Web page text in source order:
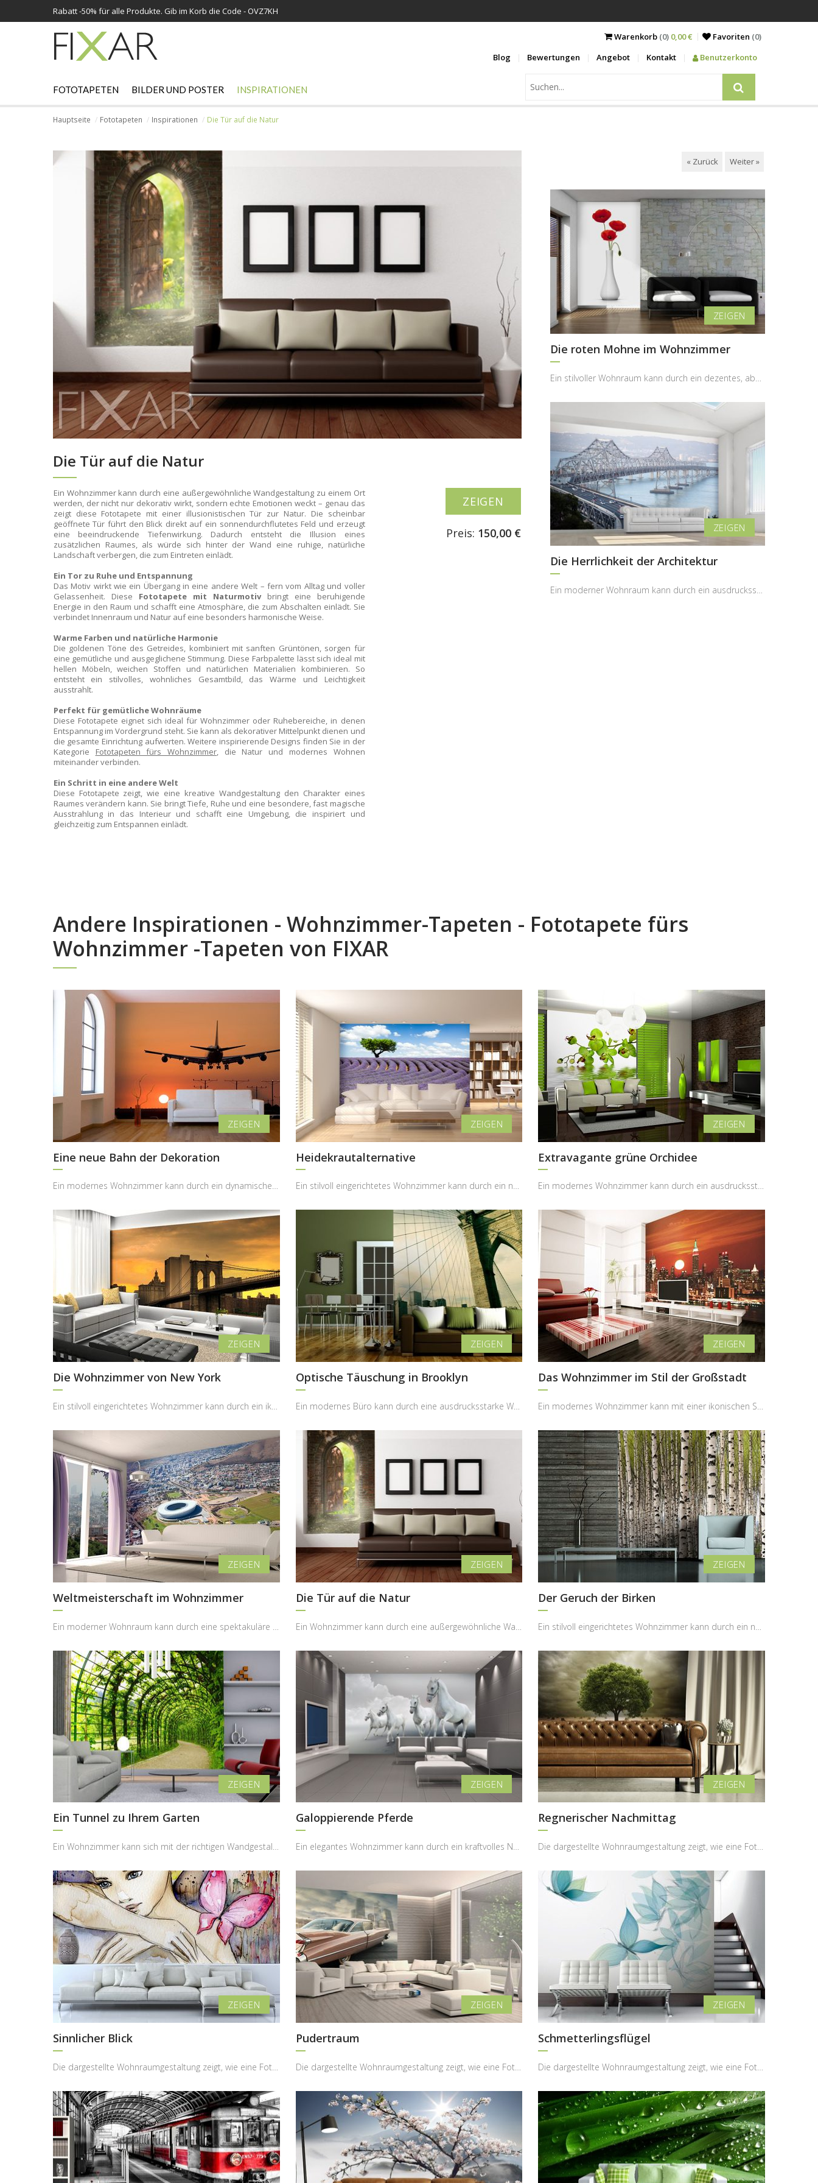
Rabatt -50% für alle Produkte. Gib im Korb die Code - OVZ7KH
Warenkorb(0) 0,00 € Favoriten (0)
Blog
Bewertungen Angebot Kontakt Benutzerkonto
FOTOTAPETEN BILDER UND POSTER INSPIRATIONEN
Hauptseite Fototapeten Inspirationen Die Tür auf die Natur
Die Tür auf die Natur
Ein Wohnzimmer kann durch eine außergewöhnliche Wandgestaltung zu einem Ort
werden, der nicht nur dekorativ wirkt, sondern echte Emotionen weckt – genau das
zeigt diese Fototapete mit einer illusionistischen Tür zur Natur. Die scheinbar
geöffnete Tür führt den Blick direkt auf ein sonnendurchflutetes Feld und erzeugt
eine beeindruckende Tiefenwirkung. Dadurch entsteht die Illusion eines
zusätzlichen Raumes, als würde sich hinter der Wand eine ruhige, natürliche
Landschaft verbergen, die zum Eintreten einlädt.
Ein Tor zu Ruhe und Entspannung
Das Motiv wirkt wie ein Übergang in eine andere Welt – fern vom Alltag und voller
Gelassenheit. Diese Fototapete mit Naturmotivbringt eine beruhigende
Energie in den Raum und schafft eine Atmosphäre, die zum Abschalten einlädt. Sie
verbindet Innenraum und Natur auf eine besonders harmonische Weise.
Warme Farben und natürliche Harmonie
Die goldenen Töne des Getreides, kombiniert mit sanften Grüntönen, sorgen für
eine gemütliche und ausgeglichene Stimmung. Diese Farbpalette lässt sich ideal mit
hellen Möbeln, weichen Stoffen und natürlichen Materialien kombinieren. So
entsteht ein stilvolles, wohnliches Gesamtbild, das Wärme und Leichtigkeit
ausstrahlt.
Perfekt für gemütliche Wohnräume
Diese Fototapete eignet sich ideal für Wohnzimmer oder Ruhebereiche, in denen
Entspannung im Vordergrund steht. Sie kann als dekorativer Mittelpunkt dienen und
die gesamte Einrichtung aufwerten. Weitere inspirierende Designs finden Sie in der
Kategorie Fototapeten fürs Wohnzimmer, die Natur und modernes Wohnen
miteinander verbinden.
Ein Schritt in eine andere Welt
Diese Fototapete zeigt, wie eine kreative Wandgestaltung den Charakter eines
Raumes verändern kann. Sie bringt Tiefe, Ruhe und eine besondere, fast magische
Ausstrahlung in das Interieur und schafft eine Umgebung, die inspiriert und
gleichzeitig zum Entspannen einlädt.
ZEIGEN
Preis: 150,00 €
« Zurück Weiter »
Die roten Mohne im Wohnzimmer
Die Herrlichkeit der Architektur
Ein moderner Wohnraum kann durch ein ausdrucksstarkes architektonisches Motiv eine völlig neue Ti...
Andere Inspirationen - Wohnzimmer-Tapeten - Fototapete fürs
Wohnzimmer -Tapeten von FIXAR
Eine neue Bahn der Dekoration
Ein modernes Wohnzimmer kann durch ein dynamisches Motiv eine ganz neue Energie erhalten – genau ...
Heidekrautalternative
Ein stilvoll eingerichtetes Wohnzimmer kann durch ein naturinspiriertes Motiv eine völlig neue, b...
Extravagante grüne Orchidee
Ein modernes Wohnzimmer kann durch ein ausdrucksstarkes florales Motiv eine völlig neue Frische e...
Die Wohnzimmer von New York
Ein stilvoll eingerichtetes Wohnzimmer kann durch ein ikonisches Stadtmotiv eine völlig neue Atmo...
Optische Täuschung in Brooklyn
Ein modernes Büro kann durch eine ausdrucksstarke Wandgestaltung eine völlig neue Qualität erhalt...
Das Wohnzimmer im Stil der Großstadt
Ein modernes Wohnzimmer kann mit einer ikonischen Stadtansicht eine völlig neue Ausstrahlung erha...
Weltmeisterschaft im Wohnzimmer Die Tür auf die Natur Der Geruch der Birken
Ein Tunnel zu Ihrem Garten
Ein Wohnzimmer kann sich mit der richtigen Wandgestaltung in einen ruhigen Rückzugsort verwandeln...
Galoppierende Pferde
Ein elegantes Wohnzimmer kann durch ein kraftvolles Naturmotiv eine völlig neue Ausstrahlung erha...
Regnerischer Nachmittag
Die dargestellte Wohnraumgestaltung zeigt, wie eine Fototapete mit melancholischer Naturlandschaf...
Sinnlicher Blick Pudertraum Schmetterlingsflügel